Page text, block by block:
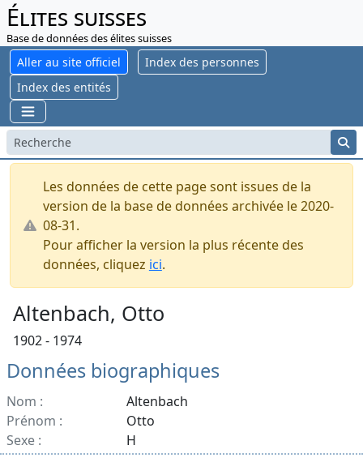
Élites suisses
Base de données des élites suisses
Aller au site officiel
Index des personnes
Index des entités
Les données de cette page sont issues de la
version de la base de données archivée le 2020-
08-31.
Pour afficher la version la plus récente des
données, cliquez ici.
Altenbach, Otto
1902 - 1974
Données biographiques
Nom :
Altenbach
Prénom :
Otto
Sexe :
H